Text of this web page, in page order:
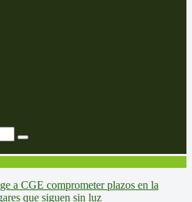
a CGE comprometer plazos en la
que siguen sin luz